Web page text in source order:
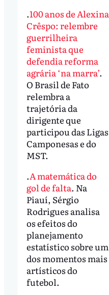
.100 anos de Alexina
Crêspo: relembre
guerrilheira
feminista que
defendia reforma
agrária ‘na marra’.
O Brasil de Fato
relembra a
trajetória da
dirigente que
participou das Ligas
Camponesas e do
MST.
.A matemática do
gol de falta. Na
Piauí, Sérgio
Rodrigues analisa
os efeitos do
planejamento
estatístico sobre um
dos momentos mais
artísticos do
futebol.